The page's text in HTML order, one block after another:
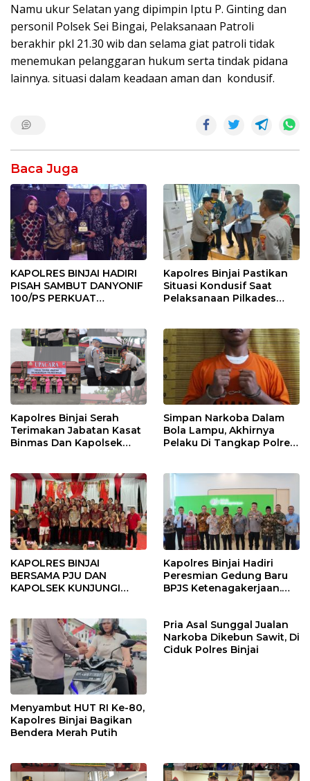
Namu ukur Selatan yang dipimpin Iptu P. Ginting dan
personil Polsek Sei Bingai, Pelaksanaan Patroli
berakhir pkl 21.30 wib dan selama giat patroli tidak
menemukan pelanggaran hukum serta tindak pidana
lainnya. situasi dalam keadaan aman dan kondusif.
Baca Juga
KAPOLRES BINJAI HADIRI
PISAH SAMBUT DANYONIF
100/PS PERKUAT
Kapolres Binjai Pastikan
Situasi Kondusif Saat
Pelaksanaan Pilkades
Kapolres Binjai Serah
Terimakan Jabatan Kasat
Binmas Dan Kapolsek
Simpan Narkoba Dalam
Bola Lampu, Akhirnya
Pelaku Di Tangkap Polres
KAPOLRES BINJAI
BERSAMA PJU DAN
KAPOLSEK KUNJUNGI
Kapolres Binjai Hadiri
Peresmian Gedung Baru
BPJS Ketenagakerjaan.
Menyambut HUT RI Ke-80,
Kapolres Binjai Bagikan
Bendera Merah Putih
Pria Asal Sunggal Jualan
Narkoba Dikebun Sawit, Di
Ciduk Polres Binjai